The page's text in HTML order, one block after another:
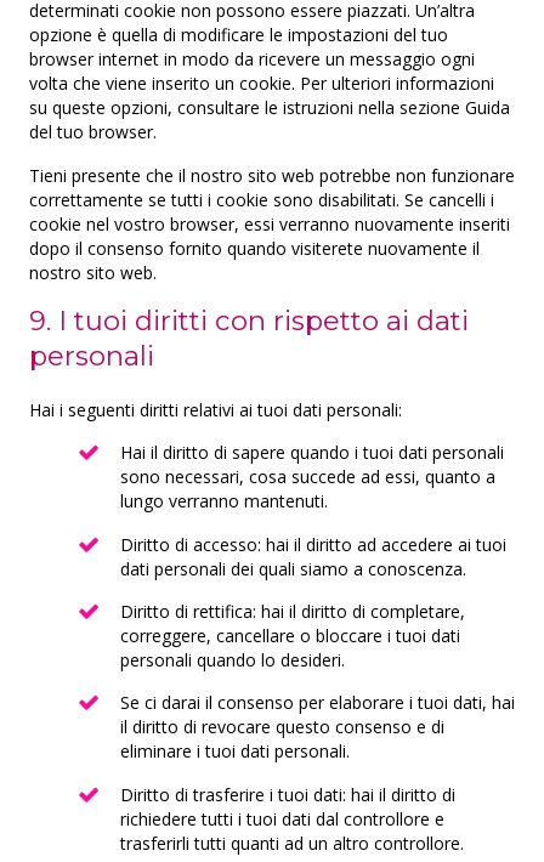
ADventori SAS
Informativa sulla privacy
ETARGET SE
Informativa sulla privacy
BidTheatre AB
Informativa sulla privacy
Ogury Ltd
Informativa sulla privacy
ShareThis, Inc
Informativa sulla privacy
NEORY GmbH
Nexxen Group LLC
Informativa sulla privacy
Taboola Europe Limited
Adex (Virtual Minds GmbH)
Informativa sulla privacy
Skimbit Ltd
Informativa sulla privacy
ADMAN - Phaistos Networks, S.A.
Informativa sulla privacy
determinati cookie non possono essere piazzati. Un’altra
opzione è quella di modificare le impostazioni del tuo
browser internet in modo da ricevere un messaggio ogni
volta che viene inserito un cookie. Per ulteriori informazioni
su queste opzioni, consultare le istruzioni nella sezione Guida
del tuo browser.
Tieni presente che il nostro sito web potrebbe non funzionare
correttamente se tutti i cookie sono disabilitati. Se cancelli i
cookie nel vostro browser, essi verranno nuovamente inseriti
dopo il consenso fornito quando visiterete nuovamente il
nostro sito web.
9. I tuoi diritti con rispetto ai dati
personali
Hai i seguenti diritti relativi ai tuoi dati personali:
Hai il diritto di sapere quando i tuoi dati personali
sono necessari, cosa succede ad essi, quanto a
lungo verranno mantenuti.
Diritto di accesso: hai il diritto ad accedere ai tuoi
dati personali dei quali siamo a conoscenza.
Diritto di rettifica: hai il diritto di completare,
correggere, cancellare o bloccare i tuoi dati
personali quando lo desideri.
Se ci darai il consenso per elaborare i tuoi dati, hai
il diritto di revocare questo consenso e di
eliminare i tuoi dati personali.
Diritto di trasferire i tuoi dati: hai il diritto di
richiedere tutti i tuoi dati dal controllore e
trasferirli tutti quanti ad un altro controllore.